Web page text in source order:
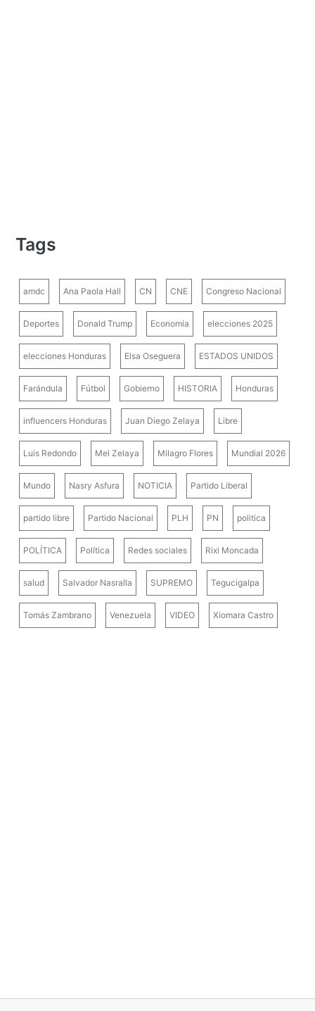
Tags
amdc Ana Paola Hall CN CNE Congreso Nacional
Deportes Donald Trump Economía elecciones 2025
elecciones Honduras Elsa Oseguera ESTADOS UNIDOS
Farándula Fútbol Gobierno HISTORIA Honduras
influencers Honduras Juan Diego Zelaya Libre
Luis Redondo Mel Zelaya Milagro Flores Mundial 2026
Mundo Nasry Asfura NOTICIA Partido Liberal
partido libre Partido Nacional PLH PN politica
POLÍTICA Política Redes sociales Rixi Moncada
salud Salvador Nasralla SUPREMO Tegucigalpa
Tomás Zambrano Venezuela VIDEO Xiomara Castro